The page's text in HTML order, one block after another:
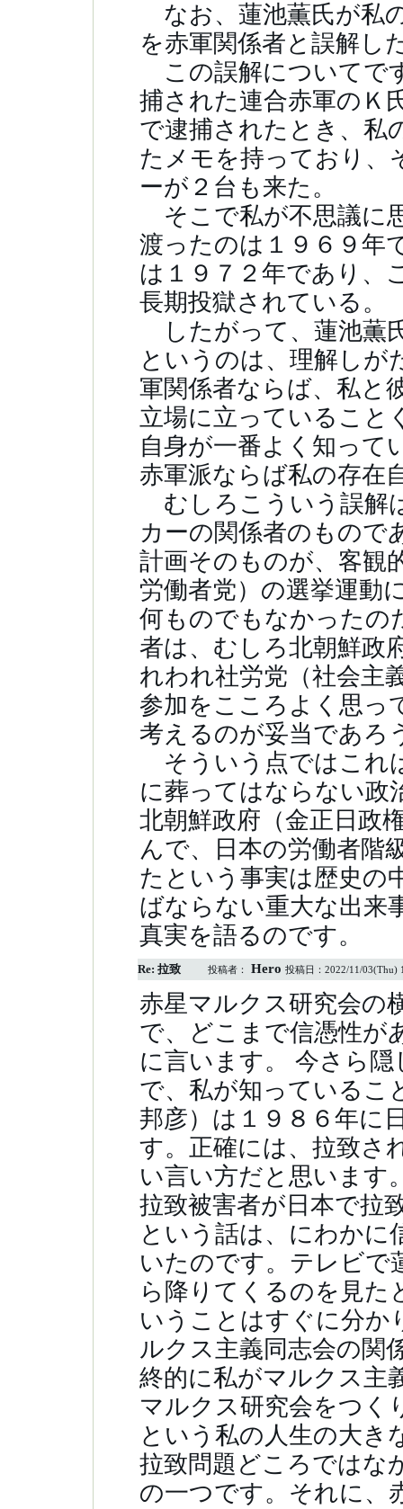
なお、蓮池薫氏が私
を赤軍関係者と誤解
この誤解についてで
捕された連合赤軍のＫ
で逮捕されたとき、私
たメモを持っており、
ーが２台も来た。
そこで私が不思議に
渡ったのは１９６９年
は１９７２年であり、
長期投獄されている
したがって、蓮池薫
というのは、理解しが
軍関係者ならば、私と
立場に立っていること
自身が一番よく知って
赤軍派ならば私の存
むしろこういう誤解
カーの関係者のもので
計画そのものが、客観
労働者党）の選挙運動
何ものでもなかったの
者は、むしろ北朝鮮政
れわれ社労党（社会主
参加をこころよく思っ
考えるのが妥当であ
そういう点ではこれ
に葬ってはならない政
北朝鮮政府（金正日政
んで、日本の労働者階
たという事実は歴史の
ばならない重大な出来
真実を語るのです。
Re: 拉致 投稿者： Hero 投稿日： 2022/11/03(Thu)
赤星マルクス研究会の
で、どこまで信憑性が
に言います。 今さら
で、私が知っているこ
邦彦）は１９８６年に
す。正確には、拉致さ
い言い方だと思いま
拉致被害者が日本で拉
という話は、にわかに
いたのです。テレビで
ら降りてくるのを見た
いうことはすぐに分か
ルクス主義同志会の関
終的に私がマルクス主
マルクス研究会をつく
という私の人生の大き
拉致問題どころではな
の一つです。それに、